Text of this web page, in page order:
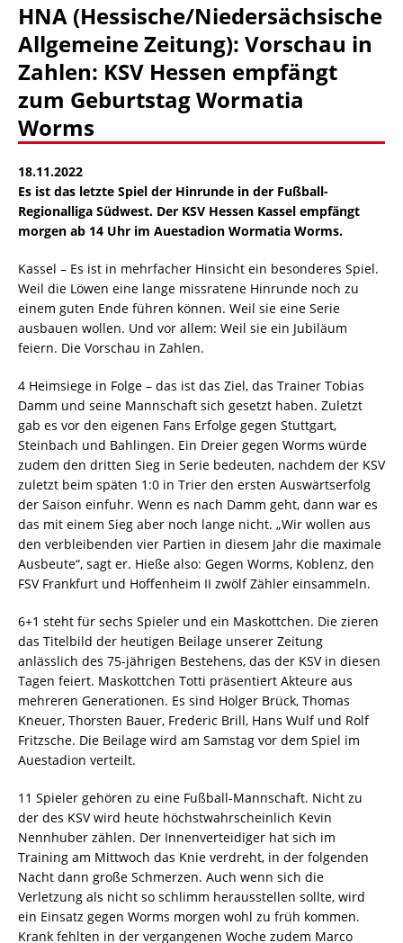
HNA (Hessische/Niedersächsische
Allgemeine Zeitung): Vorschau in
Zahlen: KSV Hessen empfängt
zum Geburtstag Wormatia
Worms
18.11.2022
Es ist das letzte Spiel der Hinrunde in der Fußball-
Regionalliga Südwest. Der KSV Hessen Kassel empfängt
morgen ab 14 Uhr im Auestadion Wormatia Worms.
Kassel – Es ist in mehrfacher Hinsicht ein besonderes Spiel.
Weil die Löwen eine lange missratene Hinrunde noch zu
einem guten Ende führen können. Weil sie eine Serie
ausbauen wollen. Und vor allem: Weil sie ein Jubiläum
feiern. Die Vorschau in Zahlen.
4 Heimsiege in Folge – das ist das Ziel, das Trainer Tobias
Damm und seine Mannschaft sich gesetzt haben. Zuletzt
gab es vor den eigenen Fans Erfolge gegen Stuttgart,
Steinbach und Bahlingen. Ein Dreier gegen Worms würde
zudem den dritten Sieg in Serie bedeuten, nachdem der KSV
zuletzt beim späten 1:0 in Trier den ersten Auswärtserfolg
der Saison einfuhr. Wenn es nach Damm geht, dann war es
das mit einem Sieg aber noch lange nicht. „Wir wollen aus
den verbleibenden vier Partien in diesem Jahr die maximale
Ausbeute“, sagt er. Hieße also: Gegen Worms, Koblenz, den
FSV Frankfurt und Hoffenheim II zwölf Zähler einsammeln.
6+1 steht für sechs Spieler und ein Maskottchen. Die zieren
das Titelbild der heutigen Beilage unserer Zeitung
anlässlich des 75-jährigen Bestehens, das der KSV in diesen
Tagen feiert. Maskottchen Totti präsentiert Akteure aus
mehreren Generationen. Es sind Holger Brück, Thomas
Kneuer, Thorsten Bauer, Frederic Brill, Hans Wulf und Rolf
Fritzsche. Die Beilage wird am Samstag vor dem Spiel im
Auestadion verteilt.
11 Spieler gehören zu eine Fußball-Mannschaft. Nicht zu
der des KSV wird heute höchstwahrscheinlich Kevin
Nennhuber zählen. Der Innenverteidiger hat sich im
Training am Mittwoch das Knie verdreht, in der folgenden
Nacht dann große Schmerzen. Auch wenn sich die
Verletzung als nicht so schlimm herausstellen sollte, wird
ein Einsatz gegen Worms morgen wohl zu früh kommen.
Krank fehlten in der vergangenen Woche zudem Marco